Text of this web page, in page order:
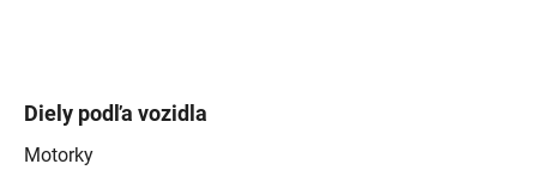
Diely podľa vozidla
Motorky